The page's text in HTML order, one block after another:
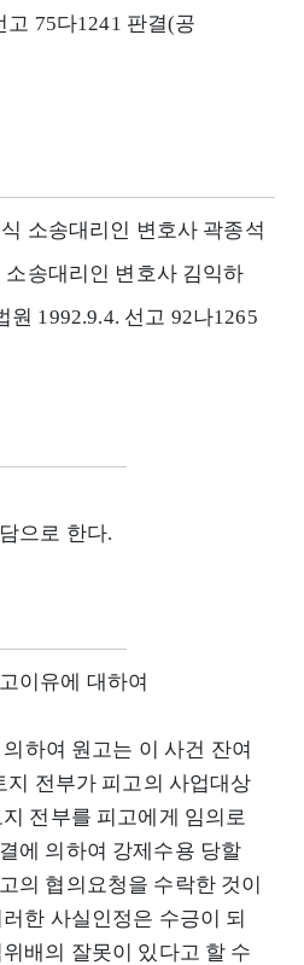
고 75다1241 판결(공
소송대리인 변호사 곽종석
소송대리인 변호사 김익하
원 1992.9.4. 선고 92나1265
으로 한다.
이유에 대하여
하여 원고는 이 사건 잔여
지 전부가 피고의 사업대상
전부를 피고에게 임의로
에 의하여 강제수용 당할
의 협의요청을 수락한 것이
한 사실인정은 수긍이 되
배의 잘못이 있다고 할 수